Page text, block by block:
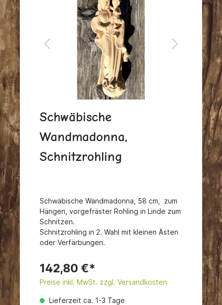
Schwäbische
Wandmadonna,
Schnitzrohling
Schwäbische Wandmadonna, 58 cm, zum
Hängen, vorgefräster Rohling in Linde zum
Schnitzen.
Schnitzrohling in 2. Wahl mit kleinen Ästen
oder Verfärbungen.
142,80 €*
Preise inkl. MwSt. zzgl. Versandkosten
Lieferzeit ca. 1-3 Tage